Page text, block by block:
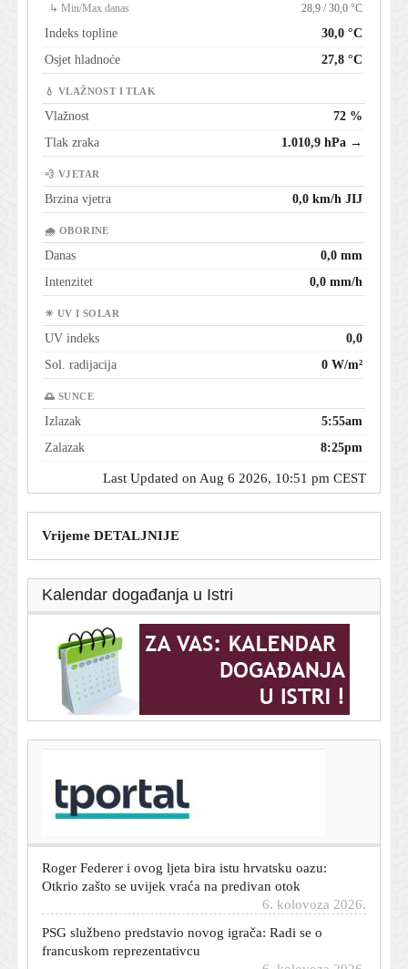
↳ Min/Max danas 28,9 / 30,0 °C
Indeks topline
30,0 °C
Osjet hladnoće
27,8 °C
💧 VLAŽNOST I TLAK
Vlažnost
72 %
Tlak zraka
1.010,9 hPa →
💨 VJETAR
Brzina vjetra 0,0 km/h JIJ
🌧 OBORINE
Danas
0,0 mm
Intenzitet
0,0 mm/h
☀ UV I SOLAR
UV indeks
0,0
Sol. radijacija
0 W/m²
🌅 SUNCE
Izlazak
5:55am
Zalazak
8:25pm
Last Updated on Aug 6 2026, 10:51 pm CEST
Vrijeme DETALJNIJE
Kalendar događanja u Istri
Bjeloruski migranti kopaju tunele prema Europi: Dosad
su ih našli već 12
Roger Federer i ovog ljeta bira istu hrvatsku oazu:
Otkrio zašto se uvijek vraća na predivan otok
6. kolovoza 2026.
PSG službeno predstavio novog igrača: Radi se o
francuskom reprezentativcu